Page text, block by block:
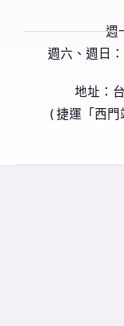
週
週六、週日
地址：
( 捷運「西